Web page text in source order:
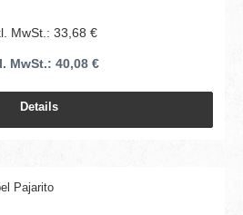
MwSt.: 33,68 €
MwSt.: 40,08 €
Details